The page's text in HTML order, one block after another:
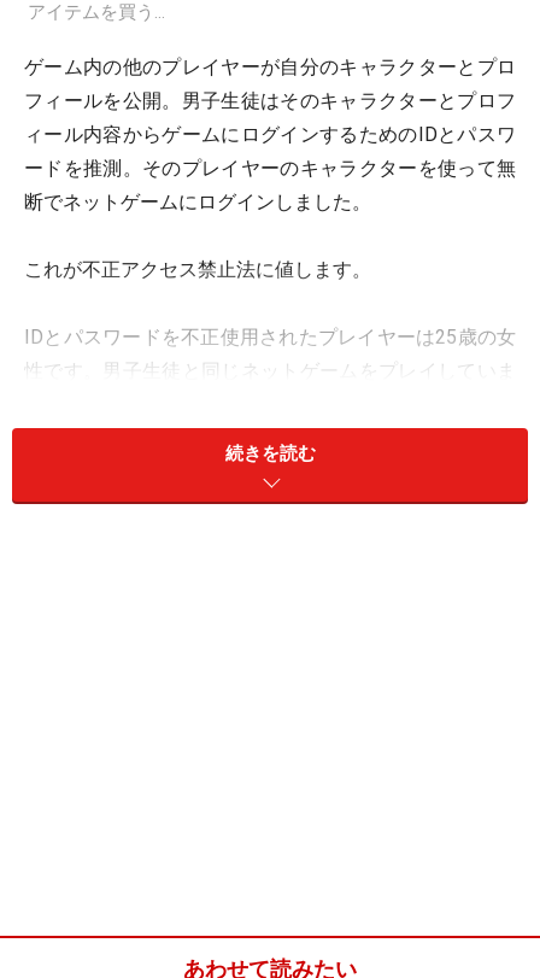
アイテムを買う…
ゲーム内の他のプレイヤーが自分のキャラクターとプロ
フィールを公開。男子生徒はそのキャラクターとプロフ
ィール内容からゲームにログインするためのIDとパスワ
ードを推測。そのプレイヤーのキャラクターを使って無
断でネットゲームにログインしました。
これが不正アクセス禁止法に値します。
IDとパスワードを不正使用されたプレイヤーは25歳の女
性です。男子生徒と同じネットゲームをプレイしていま
一部のネットゲームではシステム上、他のプレイヤーに
向けてプロフィールを公開できるメニューがあります。
続きを読む
あわせて読みたい